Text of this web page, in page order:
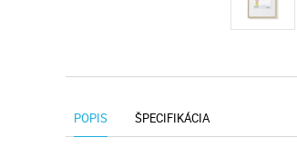
POPIS ŠPECIFIKÁCIA